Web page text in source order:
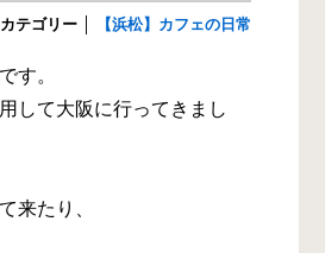
カテゴリー 【浜松】カフェの日常
す。
して大阪に行ってきまし
来たり、